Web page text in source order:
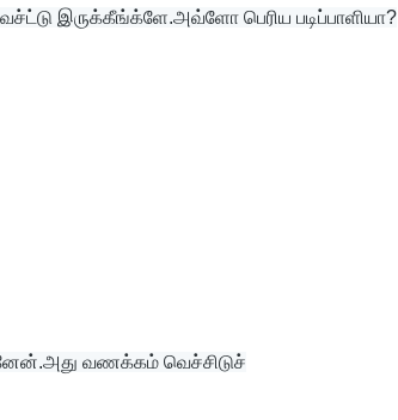
இருக்கீங்க்ளே.அவ்ளோ பெரிய படிப்பாளியா?
வணக்கம் வெச்சிடுச்